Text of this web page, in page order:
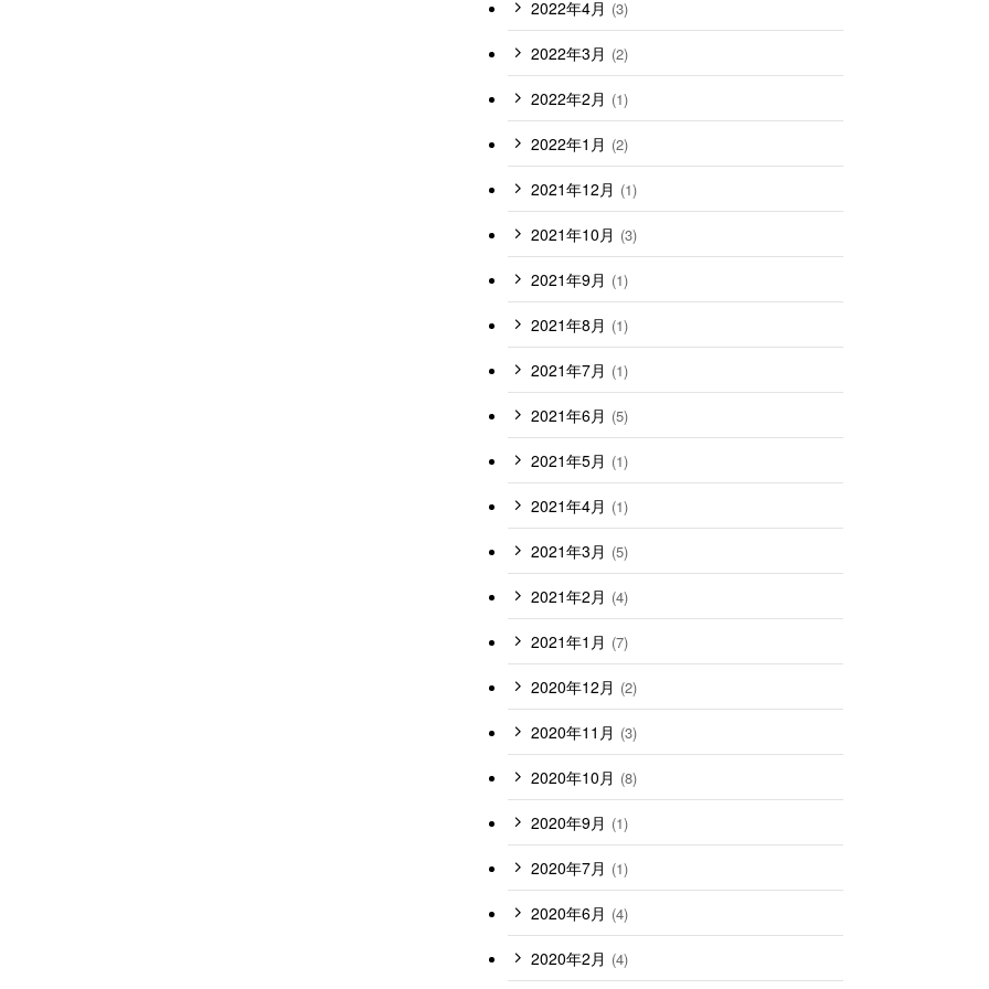
2022年4月 (3)
2022年3月 (2)
2022年2月 (1)
2022年1月 (2)
2021年12月 (1)
2021年10月 (3)
2021年9月 (1)
2021年8月 (1)
2021年7月 (1)
2021年6月 (5)
2021年5月 (1)
2021年4月 (1)
2021年3月 (5)
2021年2月 (4)
2021年1月 (7)
2020年12月 (2)
2020年11月 (3)
2020年10月 (8)
2020年9月 (1)
2020年7月 (1)
2020年6月 (4)
2020年2月 (4)